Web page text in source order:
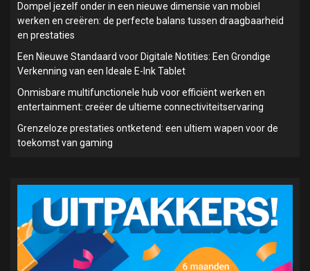
Dompel jezelf onder in een nieuwe dimensie van mobiel
werken en creëren: de perfecte balans tussen draagbaarheid
en prestaties
Een Nieuwe Standaard voor Digitale Notities: Een Grondige
Verkenning van een Ideale E-Ink Tablet
Onmisbare multifunctionele hub voor efficiënt werken en
entertainment: creëer de ultieme connectiviteitservaring
Grenzeloze prestaties ontketend: een ultiem wapen voor de
toekomst van gaming